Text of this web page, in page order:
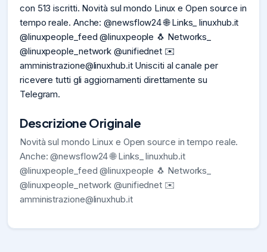
con 513 iscritti. Novità sul mondo Linux e Open source in
tempo reale. Anche: @newsflow24 🌐 Links_ linuxhub.it
@linuxpeople_feed @linuxpeople 🐧 Networks_
@linuxpeople_network @unifiednet ✉️
amministrazione@linuxhub.itUnisciti al canale per
ricevere tutti gli aggiornamenti direttamente su
Telegram.
Descrizione Originale
Novità sul mondo Linux e Open source in tempo reale.
Anche: @newsflow24 🌐 Links_ linuxhub.it
@linuxpeople_feed @linuxpeople 🐧 Networks_
@linuxpeople_network @unifiednet ✉️
amministrazione@linuxhub.it